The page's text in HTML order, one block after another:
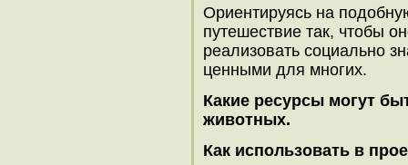
Ориентируясь на
путешествие так, чтобы
реализовать социально
ценными для многих.
Какие ресурсы могут
животных.
Как использовать в